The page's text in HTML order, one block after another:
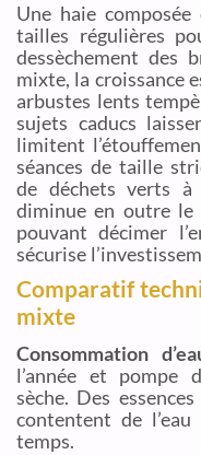
Une haie composée
tailles régulières
dessèchement des
mixte, la croissance
arbustes lents
sujets caducs
limitent
séances de taille
de déchets verts à
diminue en outre le
pouvant décimer
sécurise
Comparatif
mixte
Consommation
l’année et pompe
sèche. Des
contentent de
temps.